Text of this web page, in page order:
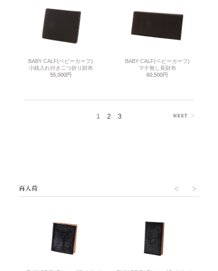
BABY CALF(ベビーカーフ)
小銭入れ付き二つ折り財布
55,000円
BABY CALF(ベビーカーフ)
マチ無し長財布
60,500円
1 2 3